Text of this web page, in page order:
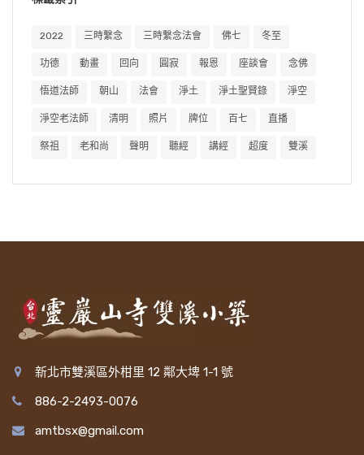
2022 三時繫念 三時繫念法會 佛七 冬至
功德 動畫 回向 圓寂 報恩 座談會 念佛
悟道法師 朝山 法會 淨土 淨土聖賢錄 淨空
淨空老法師 清明 照片 牌位 百七 直播
祭祖 老和尚 聲明 聽經 講經 超度 雙溪
新北市雙溪區外柑里 12 鄰大埤 1-1 號
886-2-2493-0076
amtbsx@gmail.com